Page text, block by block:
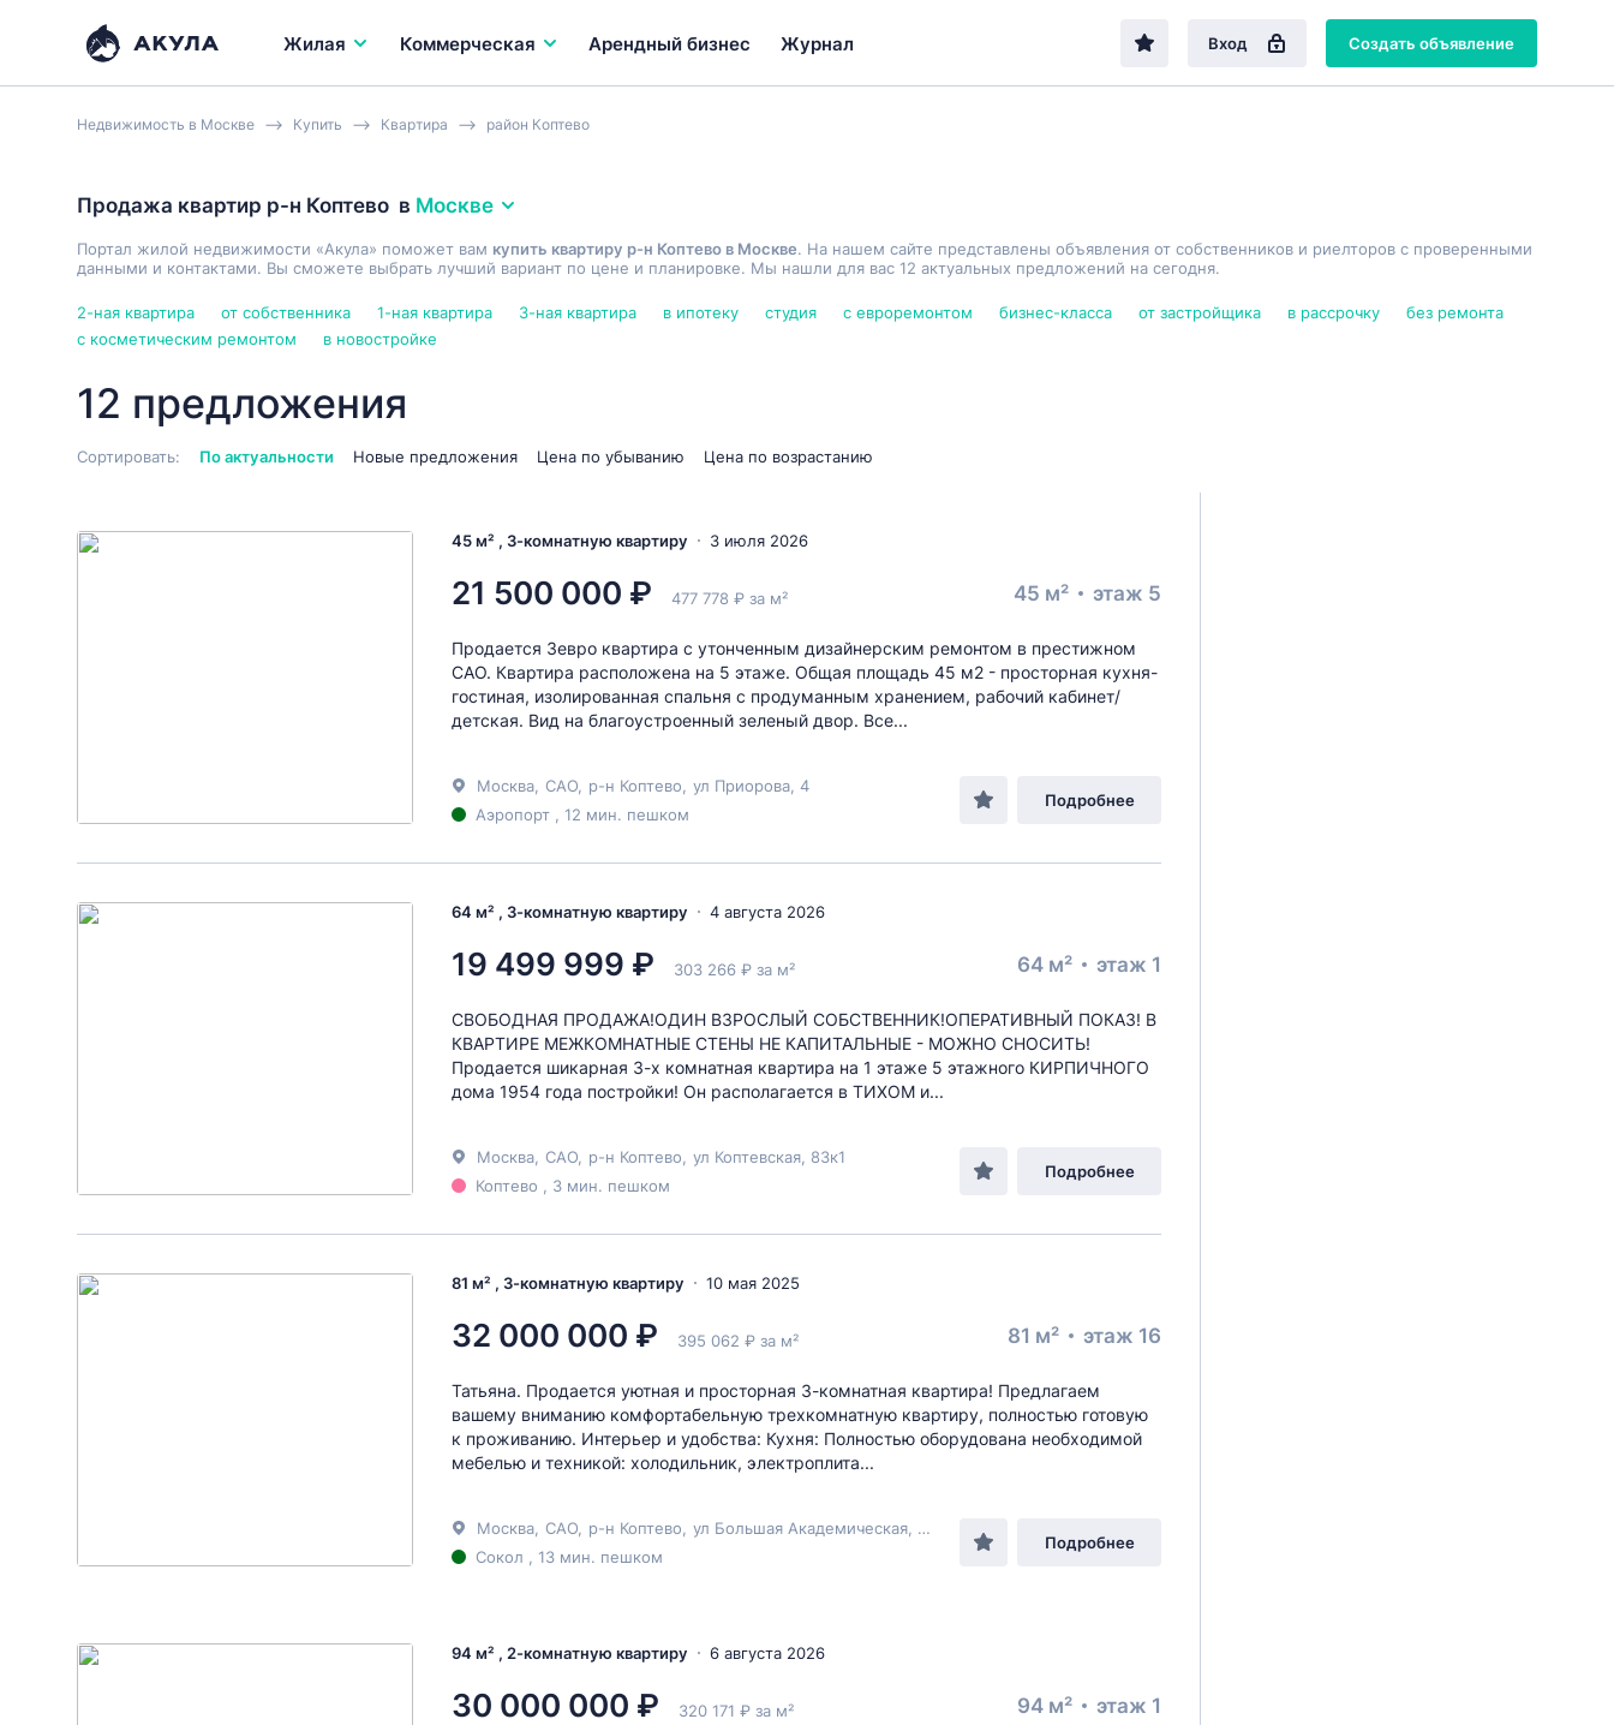
Жилая Коммерческая Арендный бизнес Журнал Вход Создать объявление
Недвижимость в Москве Купить Квартира район Коптево
Продажа квартир р-н Коптево в Москве
Портал жилой недвижимости «Акула» поможет вам купить квартиру р-н Коптево в Москве. На нашем сайте представлены объявления от собственников и риелторов с проверенными
данными и контактами. Вы сможете выбрать лучший вариант по цене и планировке. Мы нашли для вас 12 актуальных предложений на сегодня.
2-ная квартира от собственника 1-ная квартира 3-ная квартира в ипотеку студия с евроремонтом бизнес-класса от застройщика в рассрочку
без ремонта
с косметическим ремонтом
в новостройке
12 предложения
Сортировать: По актуальности Новые предложения Цена по убыванию Цена по возрастанию
45 м² , 3-комнатную квартиру 3 июля 2026
21 500 000 ₽ 477 778 ₽ за м² 45 м² этаж 5
Продается 3евро квартира с утонченным дизайнерским ремонтом в престижном
САО. Квартира расположена на 5 этаже. Общая площадь 45 м2 - просторная кухня-
гостиная, изолированная спальня с продуманным хранением, рабочий кабинет/
детская. Вид на благоустроенный зеленый двор. Все...
Москва САО р-н Коптево ул Приорова , 4
Аэропорт , 12 мин. пешком
Подробнее
64 м² , 3-комнатную квартиру 4 августа 2026
19 499 999 ₽ 303 266 ₽ за м² 64 м² этаж 1
СВОБОДНАЯ ПРОДАЖА!ОДИН ВЗРОСЛЫЙ СОБСТВЕННИК!ОПЕРАТИВНЫЙ ПОКАЗ! В
КВАРТИРЕ МЕЖКОМНАТНЫЕ СТЕНЫ НЕ КАПИТАЛЬНЫЕ - МОЖНО СНОСИТЬ!
Продается шикарная 3-х комнатная квартира на 1 этаже 5 этажного КИРПИЧНОГО
дома 1954 года постройки! Он располагается в ТИХОМ и...
Москва САО р-н Коптево ул Коптевская , 83к1
Коптево , 3 мин. пешком
Подробнее
81 м² , 3-комнатную квартиру 10 мая 2025
32 000 000 ₽ 395 062 ₽ за м² 81 м² этаж 16
Татьяна. Продается уютная и просторная 3-комнатная квартира! Предлагаем
вашему вниманию комфортабельную трехкомнатную квартиру, полностью готовую
к проживанию. Интерьер и удобства: Кухня: Полностью оборудована необходимой
мебелью и техникой: холодильник, электроплита...
Москва САО р-н Коптево ул Большая Академическая
Сокол , 13 мин. пешком
Подробнее
94 м² , 2-комнатную квартиру 6 августа 2026
30 000 000 ₽ 320 171 ₽ за м² 94 м² этаж 1